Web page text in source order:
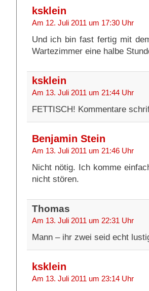
ksklein
Am 12. Juli 2011 um 17:30 Uhr
Und ich bin fast fertig mit
Wartezimmer eine halbe
ksklein
Am 13. Juli 2011 um 21:44 Uhr
FETTISCH! Kommentare
Benjamin Stein
Am 13. Juli 2011 um 21:46 Uhr
Nicht nötig. Ich komme
nicht stören.
Thomas
Am 13. Juli 2011 um 22:31 Uhr
Mann – ihr zwei seid echt
ksklein
Am 13. Juli 2011 um 23:14 Uhr